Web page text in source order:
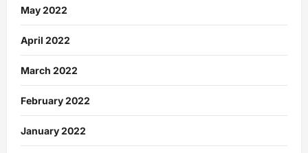
May 2022
April 2022
March 2022
February 2022
January 2022